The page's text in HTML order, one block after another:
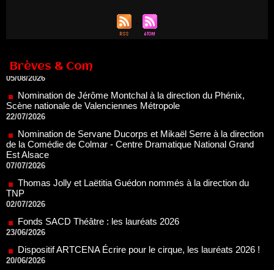
Brèves & Com
Renouvellement de Rachid Ouramdane à la tête de Chaillot-
Nomination de Jérôme Montchal à la direction du Phénix,
Scène nationale de Valenciennes Métropole
22/07/2026
Nomination de Servane Ducorps et Mikaël Serre à la direction
de la Comédie de Colmar - Centre Dramatique National Grand
Est Alsace
07/07/2026
Thomas Jolly et Laëtitia Guédon nommés à la direction du
TNP
02/07/2026
Fonds SACD Théâtre : les lauréats 2026
Dispositif ARTCENA Écrire pour le cirque, les lauréats 2026 !
Le palmarès des prix SACD 2026